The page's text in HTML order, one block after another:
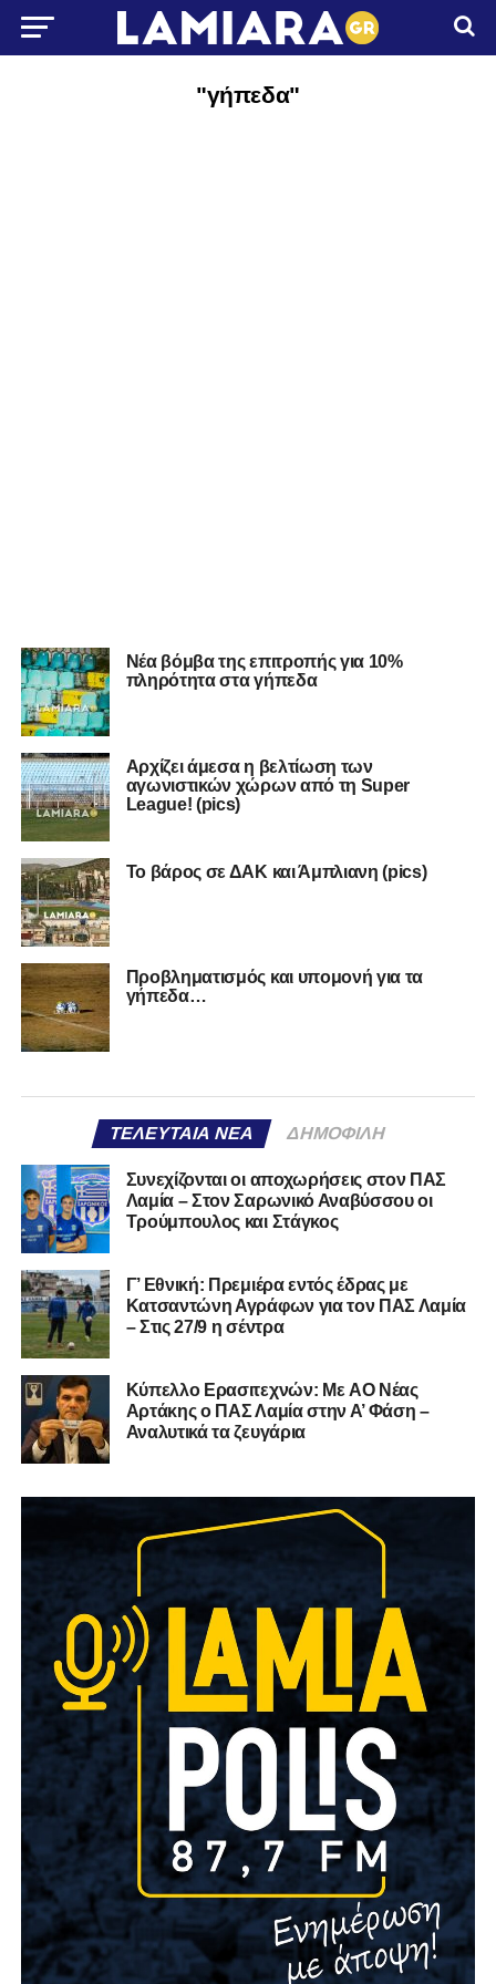
"γήπεδα"
Νέα βόμβα της επιτροπής για 10%
πληρότητα στα γήπεδα
Αρχίζει άμεσα η βελτίωση των
αγωνιστικών χώρων από τη Super
League! (pics)
Το βάρος σε ΔΑΚ και Άμπλιανη (pics)
Προβληματισμός και υπομονή για τα
γήπεδα…
ΤΕΛΕΥΤΑΊΑ ΝΈΑ ΔΗΜΟΦΙΛΉ
Συνεχίζονται οι αποχωρήσεις στον ΠΑΣ
Λαμία – Στον Σαρωνικό Αναβύσσου οι
Τρούμπουλος και Στάγκος
Γ’ Εθνική: Πρεμιέρα εντός έδρας με
Κατσαντώνη Αγράφων για τον ΠΑΣ Λαμία
– Στις 27/9 η σέντρα
Kύπελλο Ερασιτεχνών: Με AO Nέας
Αρτάκης ο ΠΑΣ Λαμία στην Α’ Φάση –
Αναλυτικά τα ζευγάρια